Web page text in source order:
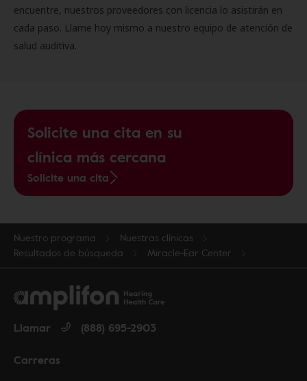
encuentre, nuestros proveedores con licencia lo asistirán en
cada paso. Llame hoy mismo a nuestro equipo de atención de
salud auditiva.
Solicite una cita en su
clínica más cercana
Solicite una cita
Nuestro programa
Nuestras clínicas
Resultados de búsqueda
Miracle-Ear Center
Carreras
Llamar (888) 695-2903